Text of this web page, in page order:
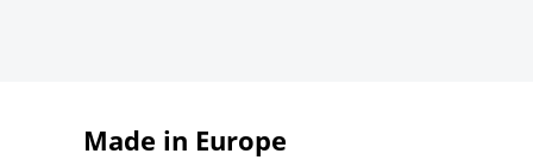
Made in Europe